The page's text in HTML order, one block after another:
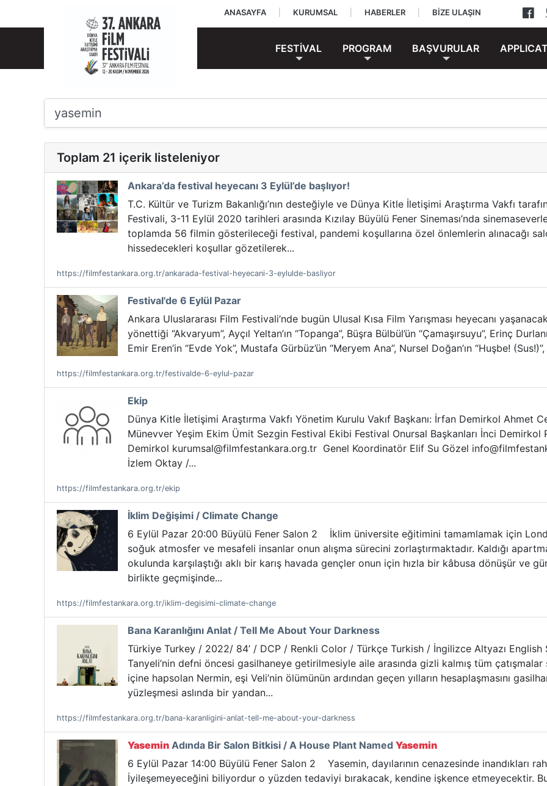
ANASAYFA KURUMSAL HABERLER BİZE ULAŞIN
FESTİVAL PROGRAM BAŞVURULAR
Toplam 21 içerik listeleniyor
Ankara’da festival heyecanı 3 Eylül’de başlıyor!
T.C. Kültür ve Turizm Bakanlığı’nın desteğiyle ve Dünya Kitle İletişimi Araştırma Vakfı
Festivali, 3-11 Eylül 2020 tarihleri arasında Kızılay Büyülü Fener Sineması’nda
toplamda 56 filmin gösterileceği festival, pandemi koşullarına özel önlemlerin alınacağı
hissedecekleri koşullar gözetilerek...
https://filmfestankara.org.tr/ankarada-festival-heyecani-3-eylulde-basliyor
Festival'de 6 Eylül Pazar
Ankara Uluslararası Film Festivali’nde bugün Ulusal Kısa Film Yarışması heyecanı
yönettiği “Akvaryum”, Ayçıl Yeltan’ın “Topanga”, Büşra Bülbül’ün “Çamaşırsuyu”, Erinç
Emir Eren’in “Evde Yok”, Mustafa Gürbüz’ün “Meryem Ana”, Nursel Doğan’ın “Huşbe! (Sus!)”,
https://filmfestankara.org.tr/festivalde-6-eylul-pazar
Ekip
Dünya Kitle İletişimi Araştırma Vakfı Yönetim Kurulu Vakıf Başkanı: İrfan Demirkol Ahmet
Münevver Yeşim Ekim Ümit Sezgin Festival Ekibi Festival Onursal Başkanları İnci
Demirkol kurumsal@filmfestankara.org.tr Genel Koordinatör Elif Su Gözel
İzlem Oktay /...
https://filmfestankara.org.tr/ekip
İklim Değişimi / Climate Change
6 Eylül Pazar 20:00 Büyülü Fener Salon 2 İklim üniversite eğitimini tamamlamak için
soğuk atmosfer ve mesafeli insanlar onun alışma sürecini zorlaştırmaktadır. Kaldığı
okulunda karşılaştığı aklı bir karış havada gençler onun için hızla bir kâbusa dönüşür ve
birlikte geçmişinde...
https://filmfestankara.org.tr/iklim-degisimi-climate-change
Bana Karanlığını Anlat / Tell Me About Your Darkness
Türkiye Turkey / 2022/ 84’ / DCP / Renkli Color / Türkçe Turkish / İngilizce Altyazı
Tanyeli’nin defni öncesi gasilhaneye getirilmesiyle aile arasında gizli kalmış tüm
içine hapsolan Nermin, eşi Veli’nin ölümünün ardından geçen yılların hesaplaşmasını
yüzleşmesi aslında bir yandan...
https://filmfestankara.org.tr/bana-karanligini-anlat-tell-me-about-your-darkness
Yasemin Adında Bir Salon Bitkisi / A House Plant Named Yasemin
6 Eylül Pazar 14:00 Büyülü Fener Salon 2 Yasemin, dayılarının cenazesinde inandıkları
İyileşemeyeceğini biliyordur o yüzden tedaviyi bırakacak, kendine işkence etmeyecektir.